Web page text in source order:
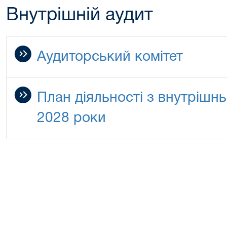
Внутрішній аудит
Аудиторський комітет
План діяльності з
2028 роки